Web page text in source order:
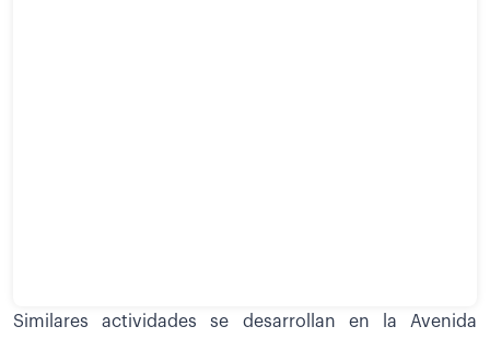
Similares actividades se desarrollan en la Avenida